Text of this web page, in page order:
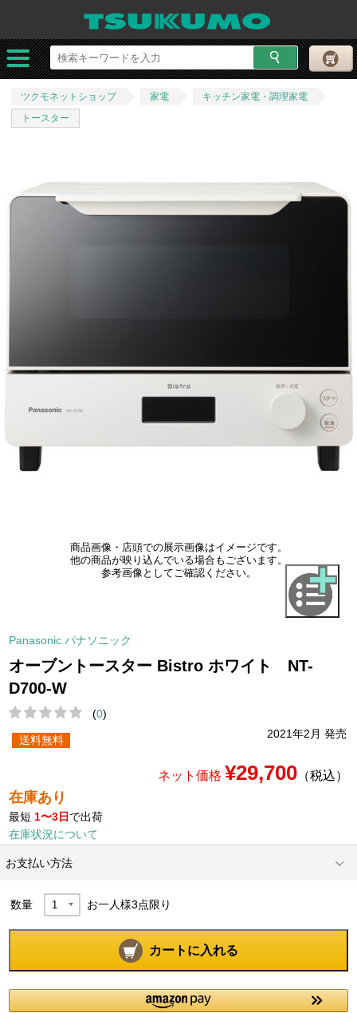
ツクモネットショップ 家電
キッチン家電・調理家電
トースター
商品画像・店頭での展示画像はイメージです。
他の商品が映り込んでいる場合もございます。
参考画像としてご確認ください。
Panasonic パナソニック
オーブントースター Bistro ホワイト NT-
D700-W
(0)
2021年2月 発売
送料無料
ネット価格 ¥29,700（税込）
在庫あり
最短 1〜3日 で出荷
在庫状況について
お支払い方法
数量 お一人様3点限り
カートに入れる